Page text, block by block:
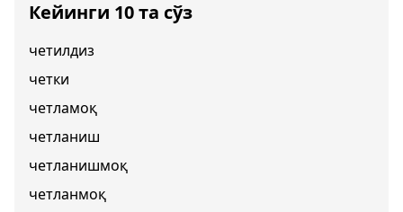
Кейинги 10 та сўз
четилдиз
четки
четламоқ
четланиш
четланишмоқ
четланмоқ